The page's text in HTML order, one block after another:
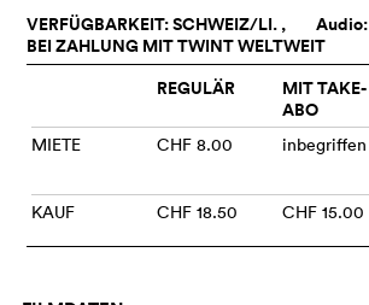
Audio:
VERFÜGBARKEIT: SCHWEIZ/LI. ,
BEI ZAHLUNG MIT TWINT WELTWEIT
REGULÄR
MIT TAKE-
ABO
MIETE CHF 8.00 inbegriffen
KAUF CHF 18.50 CHF 15.00